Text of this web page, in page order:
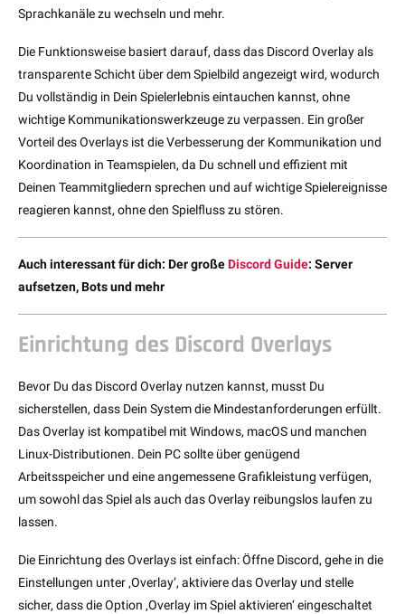
Sprachkanäle zu wechseln und mehr.
Die Funktionsweise basiert darauf, dass das Discord Overlay als
transparente Schicht über dem Spielbild angezeigt wird, wodurch
Du vollständig in Dein Spielerlebnis eintauchen kannst, ohne
wichtige Kommunikationswerkzeuge zu verpassen. Ein großer
Vorteil des Overlays ist die Verbesserung der Kommunikation und
Koordination in Teamspielen, da Du schnell und effizient mit
Deinen Teammitgliedern sprechen und auf wichtige Spielereignisse
reagieren kannst, ohne den Spielfluss zu stören.
Auch interessant für dich: Der großeDiscord Guide: Server
aufsetzen, Bots und mehr
Einrichtung des Discord Overlays
Bevor Du das Discord Overlay nutzen kannst, musst Du
sicherstellen, dass Dein System die Mindestanforderungen erfüllt.
Das Overlay ist kompatibel mit Windows, macOS und manchen
Linux-Distributionen. Dein PC sollte über genügend
Arbeitsspeicher und eine angemessene Grafikleistung verfügen,
um sowohl das Spiel als auch das Overlay reibungslos laufen zu
lassen.
Die Einrichtung des Overlays ist einfach: Öffne Discord, gehe in die
Einstellungen unter ‚Overlay‘, aktiviere das Overlay und stelle
sicher, dass die Option ‚Overlay im Spiel aktivieren‘ eingeschaltet